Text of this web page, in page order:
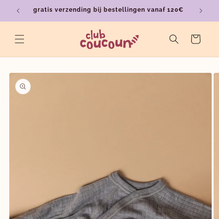
naar de
content
gratis verzending bij bestellingen vanaf 120€
Winkelwagen
direct naar